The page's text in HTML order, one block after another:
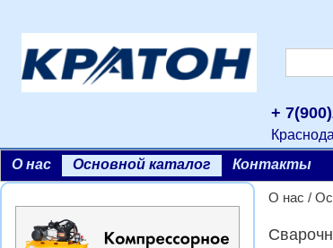
+
О нас Основной каталог Контакты
О нас /